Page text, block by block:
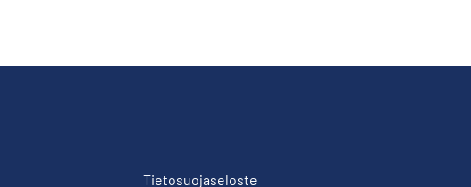
Tietosuojaseloste